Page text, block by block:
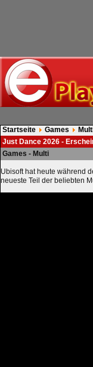
Startseite Games
Just Dance 2026 -
Games - Multi
Ubisoft hat heute während
neueste Teil der beliebten